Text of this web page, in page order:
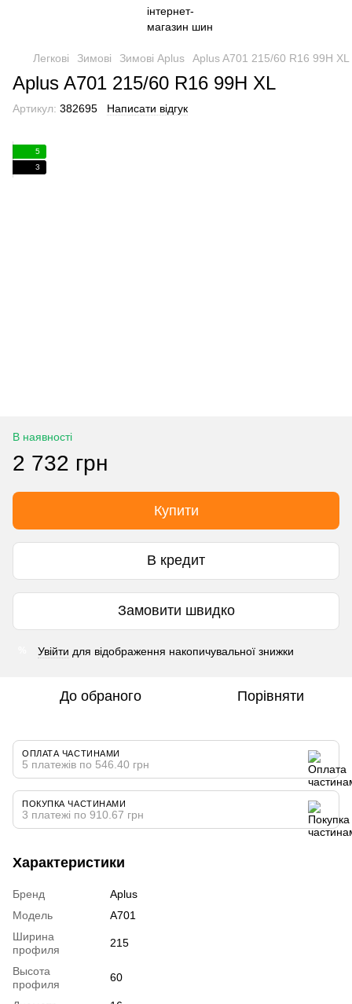
Легкові Зимові Зимові Aplus Aplus A701 215/60 R16 99H XL
Aplus A701 215/60 R16 99H XL
Артикул: 382695 Написати відгук
5
3
В наявності
2 732 грн
Купити
В кредит
Замовити швидко
Увійти для відображення накопичувальної знижки
До обраного Порівняти
ОПЛАТА ЧАСТИНАМИ
5 платежів по 546.40 грн
ПОКУПКА ЧАСТИНАМИ
3 платежі по 910.67 грн
Характеристики
Бренд
Aplus
Модель
A701
Ширина
профиля
215
Высота
профиля
60